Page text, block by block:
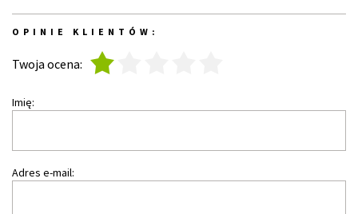
OPINIE KLIENTÓW:
Twoja ocena:
Imię:
Adres e-mail: